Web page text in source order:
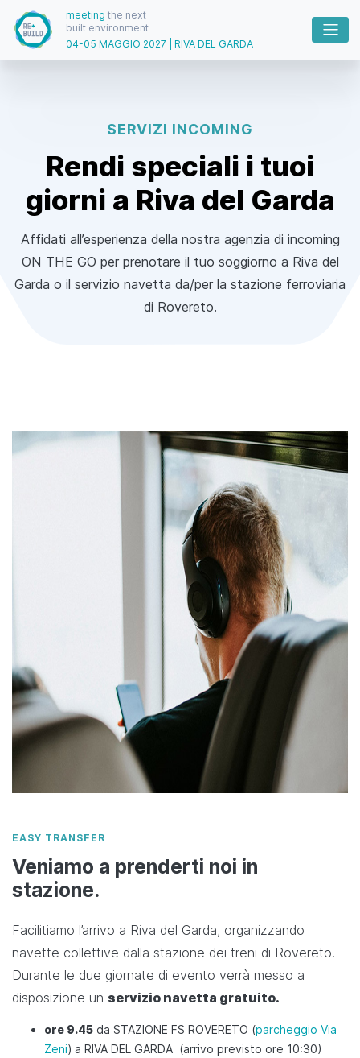
meeting the next
built environment
04-05 MAGGIO 2027 | RIVA DEL GARDA
SERVIZI INCOMING
Rendi speciali i tuoi
giorni a Riva del Garda
Affidati all’esperienza della nostra agenzia di incoming
ON THE GO per prenotare il tuo soggiorno a Riva del
Garda o il servizio navetta da/per la stazione ferroviaria
di Rovereto.
EASY TRANSFER
Veniamo a prenderti noi in
stazione.
Facilitiamo l’arrivo a Riva del Garda, organizzando
navette collettive dalla stazione dei treni di Rovereto.
Durante le due giornate di evento verrà messo a
disposizione un servizio navetta gratuito.
ore 9.45 da STAZIONE FS ROVERETO (parcheggio Via
Zeni) a RIVA DEL GARDA (arrivo previsto ore 10:30)